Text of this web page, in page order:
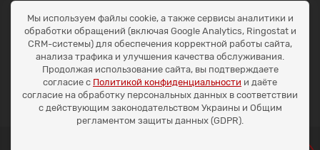
ОКЕАН ТРЕЙД
Договір публичної оферти
Доставка та оплата
Наші контакти
Умови повернення
+38 (099) 452-20-02
+38 (098) 492-20-02
office@ocean.biz.ua
Мы используем файлы cookie, а также сервисы аналитики и
обработки обращений (включая Google Analytics, Ringostat и
CRM-системы) для обеспечения корректной работы сайта,
анализа трафика и улучшения качества обслуживания.
Продолжая использование сайта, вы подтверждаете
согласие с Политикой конфиденциальности и даёте
согласие на обработку персональных данных в соответствии
с действующим законодательством Украины и Общим
регламентом защиты данных (GDPR).